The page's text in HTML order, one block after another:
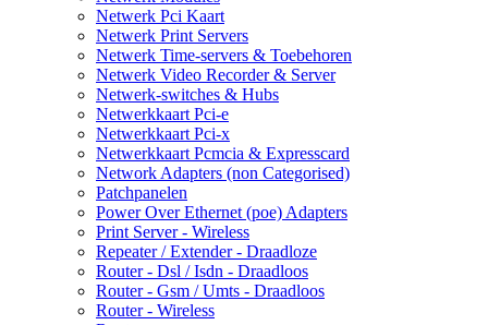
Netwerk Pci Kaart
Netwerk Print Servers
Netwerk Time-servers & Toebehoren
Netwerk Video Recorder & Server
Netwerk-switches & Hubs
Netwerkkaart Pci-e
Netwerkkaart Pci-x
Netwerkkaart Pcmcia & Expresscard
Network Adapters (non Categorised)
Patchpanelen
Power Over Ethernet (poe) Adapters
Print Server - Wireless
Repeater / Extender - Draadloze
Router - Dsl / Isdn - Draadloos
Router - Gsm / Umts - Draadloos
Router - Wireless